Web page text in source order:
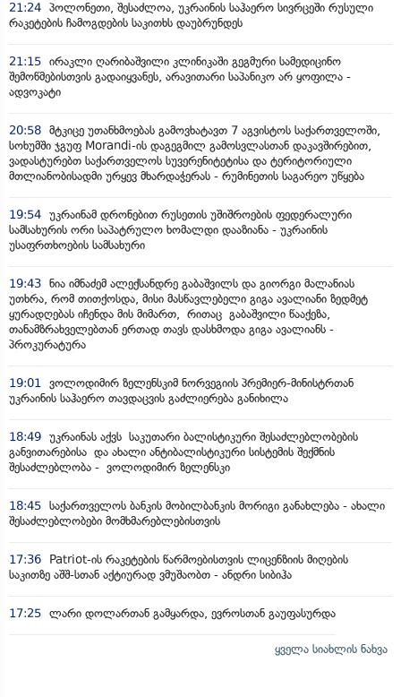
21:24 პოლონეთი, შესაძლოა, უკრაინის საჰაერო სივრცეში რუსული
რაკეტების ჩამოგდების საკითხს დაუბრუნდეს
21:15 ირაკლი ღარიბაშვილი კლინიკაში გეგმური სამედიცინო
შემოწმებისთვის გადაიყვანეს, არავითარი საპანიკო არ ყოფილა -
ადვოკატი
20:58 მტკიცე უთანხმოებას გამოვხატავთ 7 აგვისტოს საქართველოში,
სოხუმში ჯგუფ Morandi-ის დაგეგმილ გამოსვლასთან დაკავშირებით,
ვადასტურებთ საქართველოს სუვერენიტეტისა და ტერიტორიული
მთლიანობისადმი ურყევ მხარდაჭერას - რუმინეთის საგარეო უწყება
19:54 უკრაინამ დრონებით რუსეთის უშიშროების ფედერალური
სამსახურის ორი საპატრულო ხომალდი დააზიანა - უკრაინის
უსაფრთხოების სამსახური
19:43 ნია იმნაძემ ალექსანდრე გაბაშვილს და გიორგი მალანიას
უთხრა, რომ თითქოსდა, მისი მასწავლებელი გიგა ავალიანი ზედმეტ
ყურადღებას იჩენდა მის მიმართ, რითაც გაბაშვილი წააქეზა,
თანამზრახველებთან ერთად თავს დასხმოდა გიგა ავალიანს -
პროკურატურა
19:01 ვოლოდიმირ ზელენსკიმ ნორვეგიის პრემიერ-მინისტრთან
უკრაინის საჰაერო თავდაცვის გაძლიერება განიხილა
18:49 უკრაინას აქვს საკუთარი ბალისტიკური შესაძლებლობების
განვითარებისა და ახალი ანტიბალისტიკური სისტემის შექმნის
შესაძლებლობა - ვოლოდიმირ ზელენსკი
18:45 საქართველოს ბანკის მობილბანკის მორიგი განახლება - ახალი
შესაძლებლობები მომხმარებლებისთვის
17:36
Patriot-ის რაკეტების წარმოებისთვის ლიცენზიის მიღების
საკითზე აშშ-სთან აქტიურად ვმუშაობთ - ანდრი სიბიჰა
17:25 ლარი დოლართან გამყარდა, ევროსთან გაუფასურდა
ყველა სიახლის ნახვა